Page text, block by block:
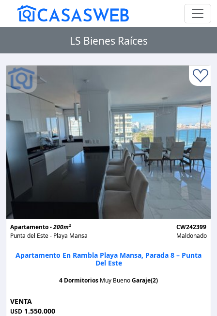
LS Bienes Raíces
Apartamento -200m2
Punta del Este - Playa Mansa
CW242399
Maldonado
Apartamento En Rambla Playa Mansa, Parada 8 – Punta
Del Este
4 Dormitorios Muy BuenoGaraje(2)
VENTA
USD 1.550.000